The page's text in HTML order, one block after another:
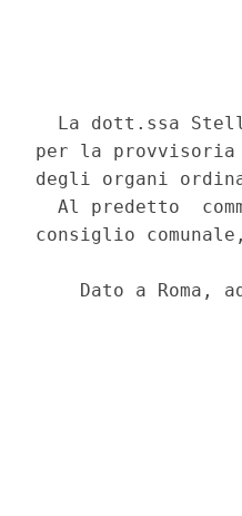
La dott.ssa
per la provvisoria
degli organi
Al predetto
consiglio
Dato a Roma,